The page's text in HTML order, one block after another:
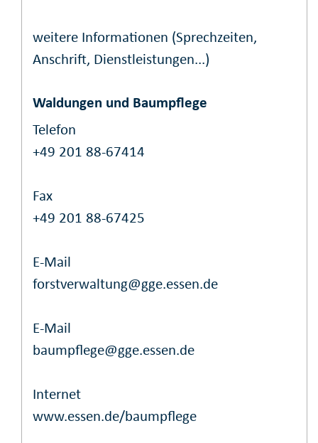
weitere Informationen (Sprechzeiten,
Anschrift, Dienstleistungen...)
Waldungen und Baumpflege
Telefon
+49 201 88-67414
Fax
+49 201 88-67425
E-Mail
forstverwaltung@gge.essen.de
E-Mail
baumpflege@gge.essen.de
Internet
www.essen.de/baumpflege